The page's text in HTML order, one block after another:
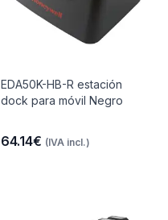
EDA50K-HB-R estación
dock para móvil Negro
64.14€ (IVA incl.)